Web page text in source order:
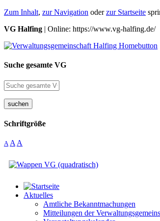
Zum Inhalt, zur Navigation oderzur Startseite
VG Halfing | Online: https://www.vg-halfing.de/
Suche gesamte VG
suchen
Schriftgröße
A A A
Aktuelles
Amtliche Bekanntmachungen
Mitteilungen der